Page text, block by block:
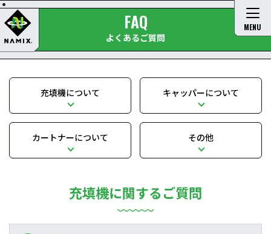
MENU
FAQ
よくあるご質問
充填機について キャッパーについて
カートナーについて その他
充填機に関するご質問